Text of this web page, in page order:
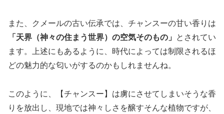
また、クメールの古い伝承では、チャンスーの甘い香りは
「天界（神々の住まう世界）の空気そのもの」
とされてい
ます。上述にもあるように、時代によっては制限されるほ
どの魅力的な匂いがするのかもしれませんね。
このように、【チャンスー】は虜にさせてしまいそうな香
りを放出し、現地では神々しさを醸すそんな植物ですが、